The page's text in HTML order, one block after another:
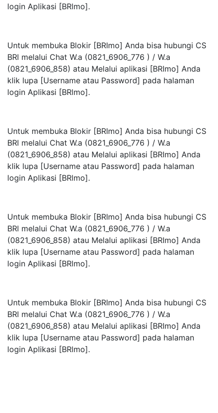
login Aplikasi [BRlmo].
Untuk membuka Blokir [BRImo] Anda bisa hubungi CS
BRl melalui Chat W.a (0821_6906_776 ) / W.a
(0821_6906_858) atau Melalui aplikasi [BRImo] Anda
klik lupa [Username atau Password] pada halaman
login Aplikasi [BRlmo].
Untuk membuka Blokir [BRImo] Anda bisa hubungi CS
BRl melalui Chat W.a (0821_6906_776 ) / W.a
(0821_6906_858) atau Melalui aplikasi [BRImo] Anda
klik lupa [Username atau Password] pada halaman
login Aplikasi [BRlmo].
Untuk membuka Blokir [BRImo] Anda bisa hubungi CS
BRl melalui Chat W.a (0821_6906_776 ) / W.a
(0821_6906_858) atau Melalui aplikasi [BRImo] Anda
klik lupa [Username atau Password] pada halaman
login Aplikasi [BRlmo].
Untuk membuka Blokir [BRImo] Anda bisa hubungi CS
BRl melalui Chat W.a (0821_6906_776 ) / W.a
(0821_6906_858) atau Melalui aplikasi [BRImo] Anda
klik lupa [Username atau Password] pada halaman
login Aplikasi [BRlmo].